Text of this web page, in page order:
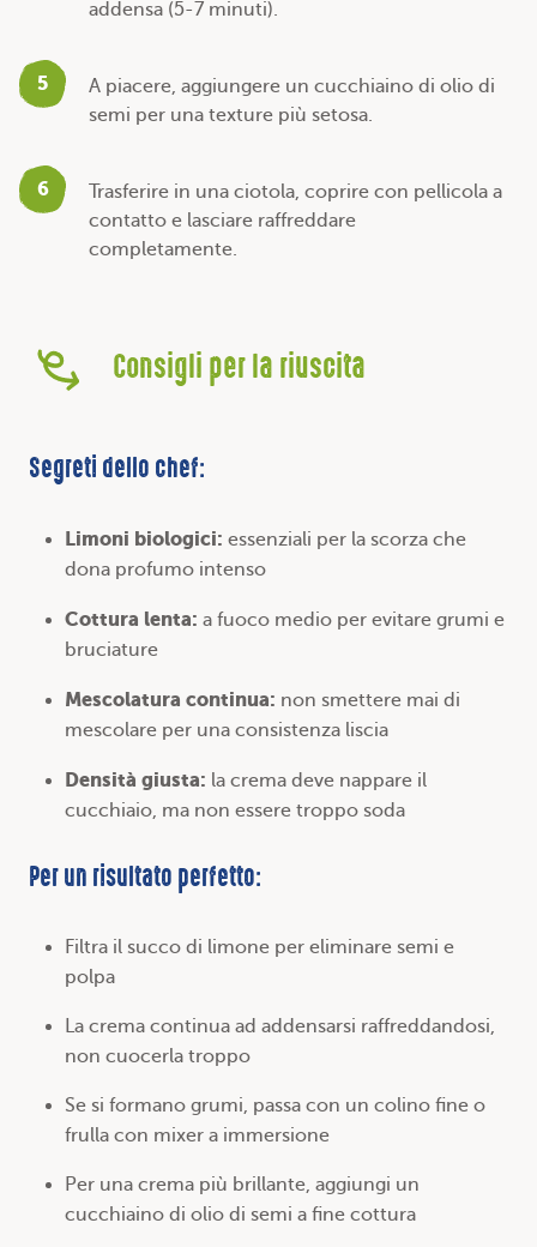
addensa (5-7 minuti).
5
A piacere, aggiungere un cucchiaino di olio di
semi per una texture più setosa.
6
Trasferire in una ciotola, coprire con pellicola a
contatto e lasciare raffreddare
completamente.
Consigli per la riuscita
Segreti dello chef:
Limoni biologici: essenziali per la scorza che
dona profumo intenso
Cottura lenta: a fuoco medio per evitare grumi e
bruciature
Mescolatura continua: non smettere mai di
mescolare per una consistenza liscia
Densità giusta: la crema deve nappare il
cucchiaio, ma non essere troppo soda
Per un risultato perfetto:
Filtra il succo di limone per eliminare semi e
polpa
La crema continua ad addensarsi raffreddandosi,
non cuocerla troppo
Se si formano grumi, passa con un colino fine o
frulla con mixer a immersione
Per una crema più brillante, aggiungi un
cucchiaino di olio di semi a fine cottura